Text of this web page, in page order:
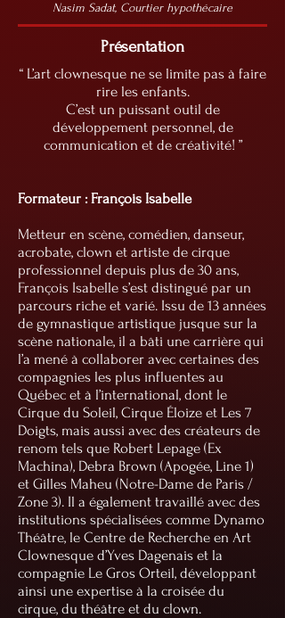
Nasim Sadat, Courtier hypothécaire
Présentation
“ L’art clownesque ne se limite pas à faire
rire les enfants.
C’est un puissant outil de
développement personnel, de
communication et de créativité! ”
Formateur : François Isabelle
Metteur en scène, comédien, danseur,
acrobate, clown et artiste de cirque
professionnel depuis plus de 30 ans,
François Isabelle s’est distingué par un
parcours riche et varié. Issu de 13 années
de gymnastique artistique jusque sur la
scène nationale, il a bâti une carrière qui
l’a mené à collaborer avec certaines des
compagnies les plus influentes au
Québec et à l’international, dont le
Cirque du Soleil, Cirque Éloize et Les 7
Doigts, mais aussi avec des créateurs de
renom tels que Robert Lepage (Ex
Machina), Debra Brown (Apogée, Line 1)
et Gilles Maheu (Notre-Dame de Paris /
Zone 3). Il a également travaillé avec des
institutions spécialisées comme Dynamo
Théâtre, le Centre de Recherche en Art
Clownesque d’Yves Dagenais et la
compagnie Le Gros Orteil, développant
ainsi une expertise à la croisée du
cirque, du théâtre et du clown.